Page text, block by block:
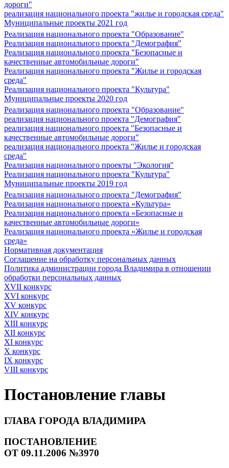
дороги"
реализация национального проекта "жилье и городская среда"
Муниципальные проекты 2021 год
Реализация национального проекта "Образование"
Реализация национального проекта "Демография"
Реализация национального проекта "Безопасные и
качественные автомобильные дороги"
Реализация национального проекта "Жилье и городская
среда"
Реализация национального проекта "Культура"
Муниципальные проекты 2020 год
Реализация национального проекта "Образование"
реализация национального проекта "Демография"
реализация национального проекта "Безопасные и
качественные автомобильные дороги"
реализация национального проекта "Жилье и городская
среда"
Реализация национального проекты "Экология"
Реализация национального проекта "Культура"
Муниципальные проекты 2019 год
Реализация национального проекта "Демография"
Реализация национального проекта «Культура»
Реализация национального проекта «Безопасные и
качественные автомобильные дороги»
Реализация национального проекта «Жилье и городская
среда»
Нормативная документация
Соглашение на обработку персональных данных
Политика администрации города Владимира в отношении
обработки персональных данных
XVII конкурс
XVI конкурс
XV конкурс
XIV конкурс
XIII конкурс
XII конкурс
XI конкурс
X конкурс
IX конкурс
VIII конкурс
Постановление главы
ГЛАВА ГОРОДА ВЛАДИМИРА
ПОСТАНОВЛЕНИЕ
ОТ 09.11.2006 №3970